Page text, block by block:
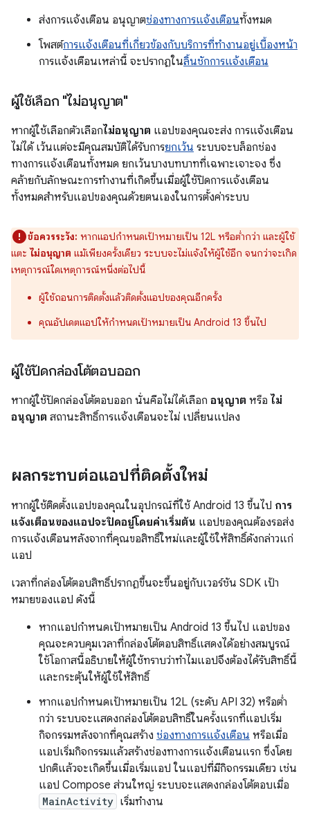
ส่งการแจ้งเตือน อนุญาตช่องทางการแจ้งเตือนทั้งหมด
โพสต์การแจ้งเตือนที่เกี่ยวข้องกับบริการที่ทำงานอยู่เบื้องหน้า
การแจ้งเตือนเหล่านี้ จะปรากฏในลิ้นชักการแจ้งเตือน
ผู้ใช้เลือก "ไม่อนุญาต"
หากผู้ใช้เลือกตัวเลือกไม่อนุญาต แอปของคุณจะส่ง การแจ้งเตือน
ไม่ได้ เว้นแต่จะมีคุณสมบัติได้รับการยกเว้น ระบบจะบล็อกช่อง
ทางการแจ้งเตือนทั้งหมด ยกเว้นบางบทบาทที่เฉพาะเจาะจง ซึ่ง
คล้ายกับลักษณะการทำงานที่เกิดขึ้นเมื่อผู้ใช้ปิดการแจ้งเตือน
ทั้งหมดสำหรับแอปของคุณด้วยตนเองในการตั้งค่าระบบ
ข้อควรระวัง: หากแอปกำหนดเป้าหมายเป็น 12L หรือต่ำกว่า และผู้ใช้
แตะ ไม่อนุญาต แม้เพียงครั้งเดียว ระบบจะไม่แจ้งให้ผู้ใช้อีก จนกว่าจะเกิด
เหตุการณ์ใดเหตุการณ์หนึ่งต่อไปนี้
ผู้ใช้ถอนการติดตั้งแล้วติดตั้งแอปของคุณอีกครั้ง
คุณอัปเดตแอปให้กำหนดเป้าหมายเป็น Android 13 ขึ้นไป
ผู้ใช้ปัดกล่องโต้ตอบออก
หากผู้ใช้ปัดกล่องโต้ตอบออก นั่นคือไม่ได้เลือก อนุญาต หรือ ไม่
อนุญาต สถานะสิทธิ์การแจ้งเตือนจะไม่ เปลี่ยนแปลง
ผลกระทบต่อแอปที่ติดตั้งใหม่
หากผู้ใช้ติดตั้งแอปของคุณในอุปกรณ์ที่ใช้ Android 13 ขึ้นไป การ
แจ้งเตือนของแอปจะปิดอยู่โดยค่าเริ่มต้น แอปของคุณต้องรอส่ง
การแจ้งเตือนหลังจากที่คุณขอสิทธิ์ใหม่และผู้ใช้ให้สิทธิ์ดังกล่าวแก่
แอป
เวลาที่กล่องโต้ตอบสิทธิ์ปรากฏขึ้นจะขึ้นอยู่กับเวอร์ชัน SDK เป้า
หมายของแอป ดังนี้
หากแอปกำหนดเป้าหมายเป็น Android 13 ขึ้นไป แอปของ
คุณจะควบคุมเวลาที่กล่องโต้ตอบสิทธิ์แสดงได้อย่างสมบูรณ์
ใช้โอกาสนี้อธิบายให้ผู้ใช้ทราบว่าทำไมแอปจึงต้องได้รับสิทธิ์นี้
และกระตุ้นให้ผู้ใช้ให้สิทธิ์
หากแอปกำหนดเป้าหมายเป็น 12L (ระดับ API 32) หรือต่ำ
กว่า ระบบจะแสดงกล่องโต้ตอบสิทธิ์ในครั้งแรกที่แอปเริ่ม
กิจกรรมหลังจากที่คุณสร้าง ช่องทางการแจ้งเตือน หรือเมื่อ
แอปเริ่มกิจกรรมแล้วสร้างช่องทางการแจ้งเตือนแรก ซึ่งโดย
ปกติแล้วจะเกิดขึ้นเมื่อเริ่มแอป ในแอปที่มีกิจกรรมเดียว เช่น
แอป Compose ส่วนใหญ่ ระบบจะแสดงกล่องโต้ตอบเมื่อ
MainActivity เริ่มทำงาน